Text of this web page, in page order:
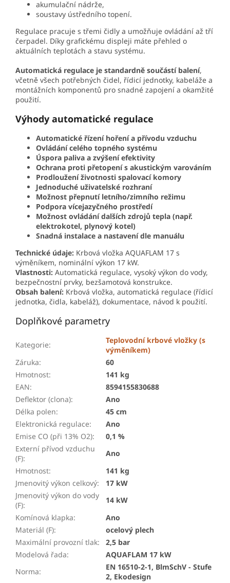
akumulační nádrže,
soustavy ústředního topení.
Regulace pracuje s třemi čidly a umožňuje ovládání až tří
čerpadel. Díky grafickému displeji máte přehled o
aktuálních teplotách a stavu systému.
Automatická regulace je standardně součástí balení,
včetně všech potřebných čidel, řídicí jednotky, kabeláže a
montážních komponentů pro snadné zapojení a okamžité
použití.
Výhody automatické regulace
Automatické řízení hoření a přívodu vzduchu
Ovládání celého topného systému
Úspora paliva a zvýšení efektivity
Ochrana proti přetopení s akustickým varováním
Prodloužení životnosti spalovací komory
Jednoduché uživatelské rozhraní
Možnost přepnutí letního/zimního režimu
Podpora vícejazyčného prostředí
Možnost ovládání dalších zdrojů tepla (např.
elektrokotel, plynový kotel)
Snadná instalace a nastavení dle manuálu
Technické údaje: Krbová vložka AQUAFLAM 17 s
výměníkem, nominální výkon 17 kW.
Vlastnosti: Automatická regulace, vysoký výkon do vody,
bezpečnostní prvky, bezšamotová konstrukce.
Obsah balení: Krbová vložka, automatická regulace (řídicí
jednotka, čidla, kabeláž), dokumentace, návod k použití.
Doplňkové parametry
Kategorie:
Teplovodní krbové vložky (s
výměníkem)
Záruka:
60
Hmotnost:
141 kg
EAN:
8594155830688
Deflektor (clona):
Ano
Délka polen:
45 cm
Elektronická regulace:
Ano
Emise CO (při 13% O2):
0,1 %
Externí přívod vzduchu
(F):
Ano
Hmotnost:
141 kg
Jmenovitý výkon celkový:
17 kW
Jmenovitý výkon do vody
(F):
14 kW
Komínová klapka:
Ano
Materiál (F):
ocelový plech
Maximální provozní tlak:
2,5 bar
Modelová řada:
AQUAFLAM 17 kW
Norma:
EN 16510-2-1, BlmSchV - Stufe
2, Ekodesign